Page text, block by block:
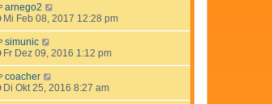
arnego2
Mi Feb 08, 2017 12:28 pm
simunic
Fr Dez 09, 2016 1:12 pm
coacher
Di Okt 25, 2016 8:27 am